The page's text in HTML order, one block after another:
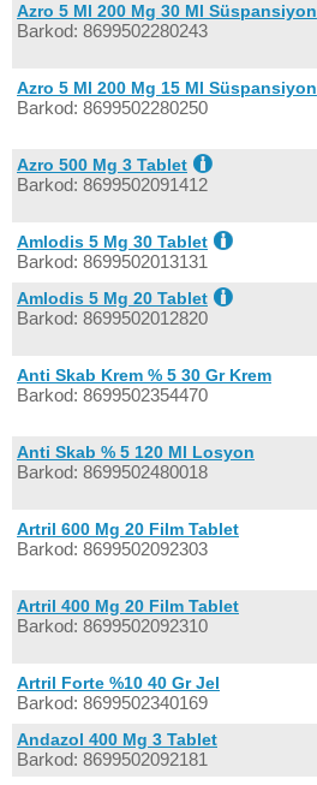
Azro 5 Ml 200 Mg 30 Ml Süspansiyon
Barkod: 8699502280243
Azro 5 Ml 200 Mg 15 Ml Süspansiyon
Barkod: 8699502280250
Azro 500 Mg 3 Tablet
Barkod: 8699502091412
Amlodis 5 Mg 30 Tablet
Barkod: 8699502013131
Amlodis 5 Mg 20 Tablet
Barkod: 8699502012820
Anti Skab Krem % 5 30 Gr Krem
Barkod: 8699502354470
Anti Skab % 5 120 Ml Losyon
Barkod: 8699502480018
Artril 600 Mg 20 Film Tablet
Barkod: 8699502092303
Artril 400 Mg 20 Film Tablet
Barkod: 8699502092310
Artril Forte %10 40 Gr Jel
Barkod: 8699502340169
Andazol 400 Mg 3 Tablet
Barkod: 8699502092181